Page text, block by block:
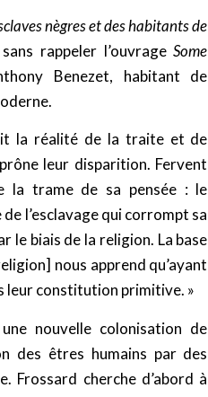
nègres et des habitants de
rappeler l’ouvrageSome
Benezet, habitant de
la réalité de la traite et de
leur disparition. Fervent
la trame de sa pensée : le
l’esclavage qui corrompt sa
le biais de la religion. La base
nous apprend qu’ayant
leur constitution primitive. »
nouvelle colonisation de
des êtres humains par des
Frossard cherche d’abord à